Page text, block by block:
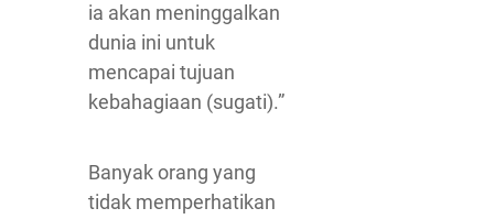
ia akan meninggalkan
dunia ini untuk
mencapai tujuan
kebahagiaan (sugati).”
Banyak orang yang
tidak memperhatikan